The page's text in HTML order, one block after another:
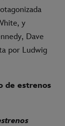
y
Dave
por Ludwig
de estrenos